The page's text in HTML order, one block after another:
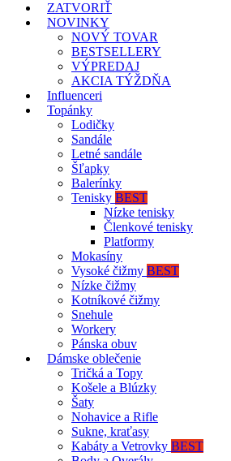
ZATVORIŤ
NOVINKY
NOVÝ TOVAR
BESTSELLERY
VÝPREDAJ
AKCIA TÝŽDŇA
Influenceri
Topánky
Lodičky
Sandále
Letné sandále
Šľapky
Balerínky
Tenisky BEST
Nízke tenisky
Členkové tenisky
Platformy
Mokasíny
Vysoké čižmy BEST
Nízke čižmy
Kotníkové čižmy
Snehule
Workery
Pánska obuv
Dámske oblečenie
Tričká a Topy
Košele a Blúzky
Šaty
Nohavice a Rifle
Sukne, kraťasy
Kabáty a Vetrovky BEST